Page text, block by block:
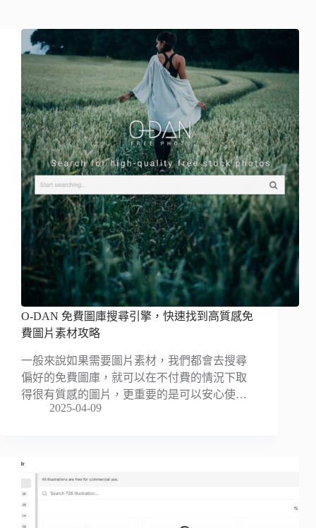
O-DAN 免費圖庫搜尋引擎，快速找到高質感免
費圖片素材攻略
一般來說如果需要圖片素材，我們都會去搜尋
偏好的免費圖庫，就可以在不付費的情況下取
得很有質感的圖片，更重要的是可以安心使…
2025-04-09